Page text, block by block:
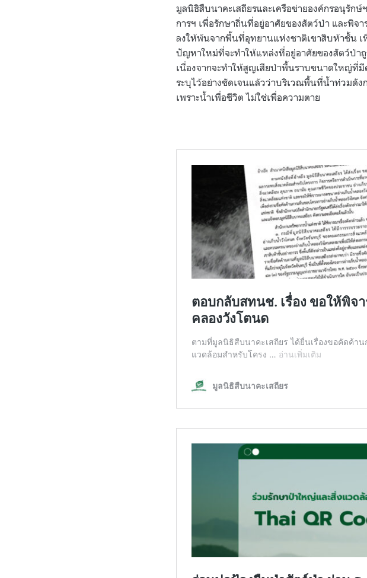
มูลนิธิสืบนาคะเสถียรและเครือข่ายองค์กรอนุรัก
การฯ เพื่อรักษาถิ่นที่อยู่อาศัยของสัตว์ป่า และพิ
ลงให้พ้นจากพื้นที่อุทยานแห่งชาติเขาสิบห้าชั้น เ
ปัญหาใหม่ที่จะทำให้แหล่งที่อยู่อาศัยของสัตว์ป่า
เนื่องจากจะทำให้สูญเสียป่าพื้นราบขนาดใหญ่ที่
ระบุไว้อย่างชัดเจนแล้วว่าบริเวณพื้นที่น้ำท่วมดั
เพราะน้ำเพื่อชีวิต ไม่ใช่เพื่อความตาย